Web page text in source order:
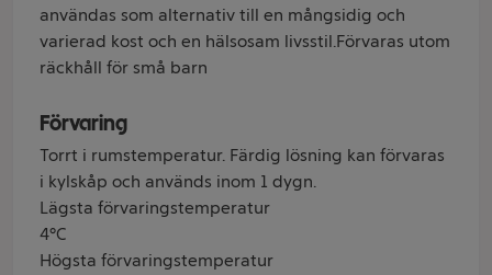
användas som alternativ till en mångsidig och
varierad kost och en hälsosam livsstil.Förvaras utom
räckhåll för små barn
Förvaring
Torrt i rumstemperatur. Färdig lösning kan förvaras
i kylskåp och används inom 1 dygn.
Lägsta förvaringstemperatur
4°C
Högsta förvaringstemperatur